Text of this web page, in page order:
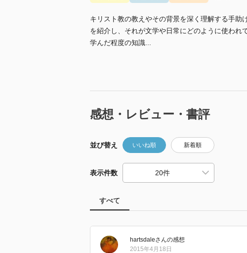
キリスト教の教えやその背景を深く理解する手助
を紹介し、それが文学や日常にどのように使われ
学んだ程度の知識...
感想・レビュー・書評
並び替え いいね順 新着順
表示件数
すべて
hartsdaleさんの感想
2015年4月18日